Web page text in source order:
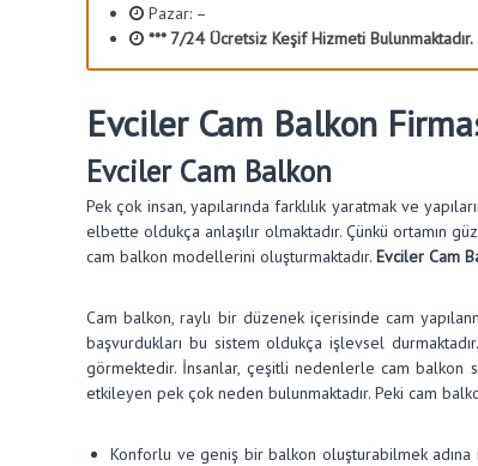
o
n
Pazar: –
*** 7/24 Ücretsiz Keşif Hizmeti Bulunmaktadır.
Evciler Cam Balkon
Evciler Cam Balkon
Pek çok insan, yapılarında farklılık yaratmak ve
elbette oldukça anlaşılır olmaktadır. Çünkü ortamın
cam balkon modellerini oluşturmaktadır. Evciler Cam
Cam balkon, raylı bir düzenek içerisinde cam
başvurdukları bu sistem oldukça işlevsel
görmektedir. İnsanlar, çeşitli nedenlerle cam balkon
etkileyen pek çok neden bulunmaktadır. Peki cam
Konforlu ve geniş bir balkon oluşturabilmek adına